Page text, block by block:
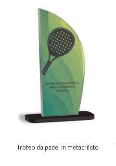
Trofeo da padel in metacrilato